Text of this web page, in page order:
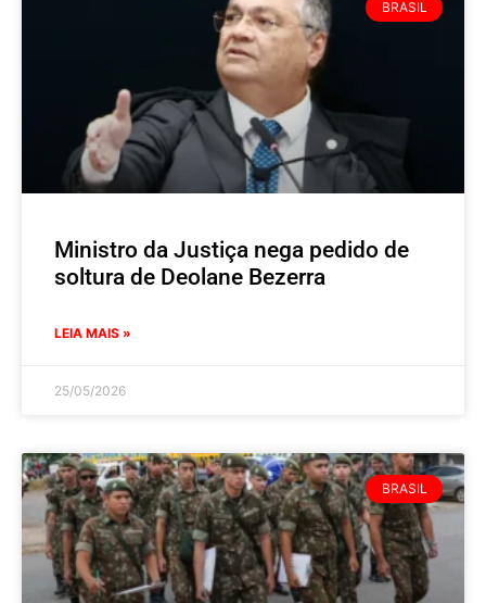
BRASIL
Ministro da Justiça nega pedido de
soltura de Deolane Bezerra
LEIA MAIS »
25/05/2026
BRASIL